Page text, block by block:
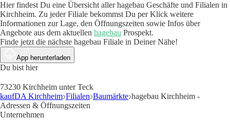
Hier findest Du eine Übersicht aller hagebau Geschäfte und Filialen in
Kirchheim. Zu jeder Filiale bekommst Du per Klick weitere
Informationen zur Lage, den Öffnungszeiten sowie Infos über
Angebote aus dem aktuellen hagebau Prospekt.
Finde jetzt die nächste hagebau Filiale in Deiner Nähe!
App herunterladen
Du bist hier
73230 Kirchheim unter Teck
kaufDA Kirchheim Filialen Baumärkte hagebau Kirchheim -
Adressen & Öffnungszeiten
Unternehmen